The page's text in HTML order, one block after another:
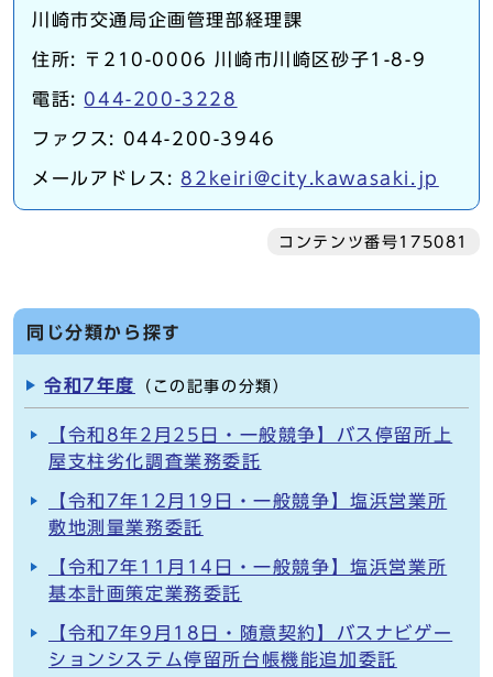
川崎市交通局企画管理部経理課
住所: 〒210-0006 川崎市川崎区砂子1-8-9
電話: 044-200-3228
ファクス: 044-200-3946
メールアドレス:82keiri@city.kawasaki.jp
コンテンツ番号175081
同じ分類から探す
令和7年度 （この記事の分類）
【令和8年2月25日・一般競争】バス停留所上
屋支柱劣化調査業務委託
【令和7年12月19日・一般競争】塩浜営業所
敷地測量業務委託
【令和7年11月14日・一般競争】塩浜営業所
基本計画策定業務委託
【令和7年9月18日・随意契約】バスナビゲー
ションシステム停留所台帳機能追加委託